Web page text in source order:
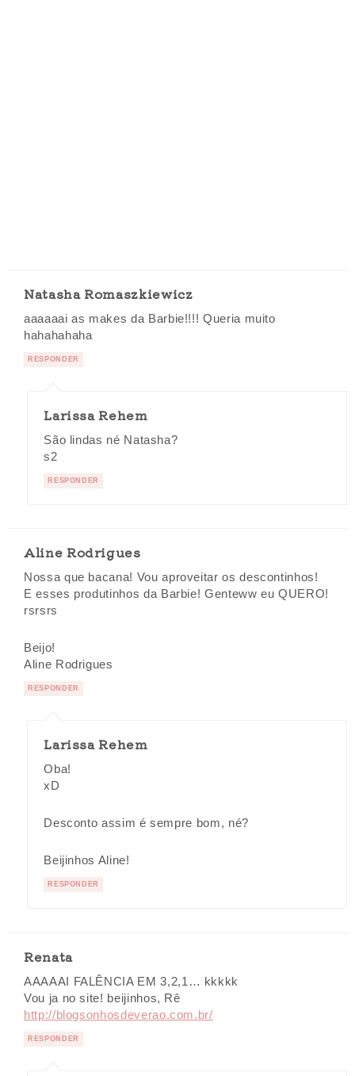
Natasha Romaszkiewicz
aaaaaai as makes da Barbie!!!! Queria muito
hahahahaha
RESPONDER
Larissa Rehem
São lindas né Natasha?
s2
RESPONDER
Aline Rodrigues
Nossa que bacana! Vou aproveitar os descontinhos!
E esses produtinhos da Barbie! Genteww eu QUERO!
rsrsrs
Beijo!
Aline Rodrigues
RESPONDER
Larissa Rehem
Oba!
xD
Desconto assim é sempre bom, né?
Beijinhos Aline!
RESPONDER
Renata
AAAAAI FALÊNCIA EM 3,2,1… kkkkk
Vou ja no site! beijinhos, Rê
http://blogsonhosdeverao.com.br/
RESPONDER